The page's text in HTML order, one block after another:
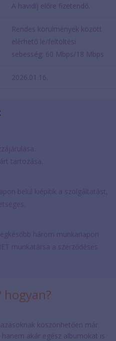
A havidíj előre fizetendő.
Rendes körülmények között
elérhető le/feltöltési
sebesség: 60 Mbps/18 Mbps
2026.01.16.
hogyan?
köszönhetően már
akár egész albumokat is